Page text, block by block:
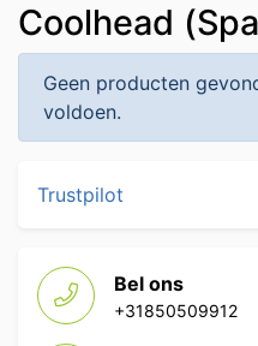
Coolhead
Geen producten
voldoen.
Trustpilot
Bel ons
+31850509912